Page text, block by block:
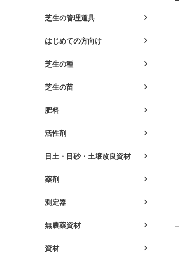
芝生の管理道具
はじめての方向け
芝生の種
芝生の苗
肥料
活性剤
目土・目砂・土壌改良資材
薬剤
測定器
無農薬資材
資材